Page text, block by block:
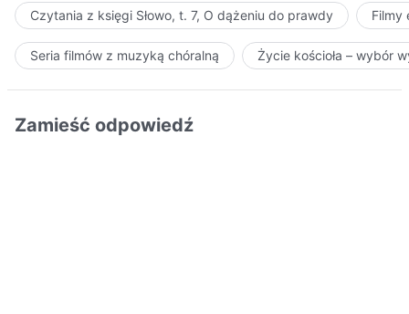
Czytania z księgi Słowo, t. 7, O dążeniu do prawdy Filmy
Seria filmów z muzyką chóralną Życie kościoła – wybór
Zamieść odpowiedź